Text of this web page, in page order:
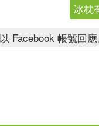
冰枕
Facebook 帳號回應